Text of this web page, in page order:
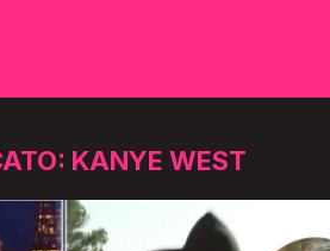
KANYE WEST